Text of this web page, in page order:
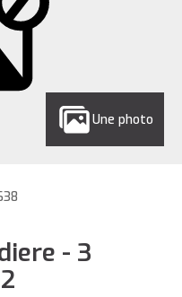
Une photo
- 3